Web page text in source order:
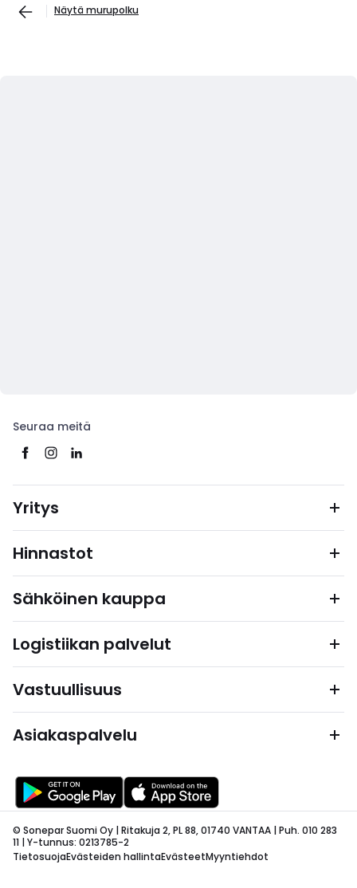
Näytä murupolku
Seuraa meitä
Yritys
Hinnastot
Sähköinen kauppa
Logistiikan palvelut
Vastuullisuus
Asiakaspalvelu
© Sonepar Suomi Oy | Ritakuja 2, PL 88, 01740 VANTAA | Puh. 010 283
11 | Y-tunnus: 0213785-2
TietosuojaEvästeiden hallintaEvästeetMyyntiehdot